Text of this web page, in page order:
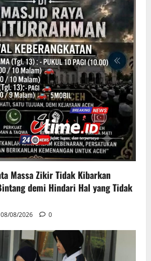
Massa Zikir Tidak Kibarkan
demi Hindari Hal yang Tidak
08/08/2026 0